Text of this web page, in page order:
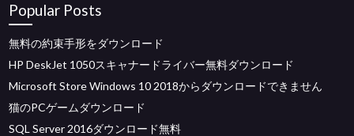
Popular Posts
無料の約束手形をダウンロード
HP DeskJet 1050スキャナードライバー無料ダウンロード
Microsoft Store Windows 10 2018からダウンロードできません
猫のPCゲームダウンロード
SQL Server 2016ダウンロード無料